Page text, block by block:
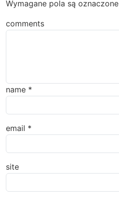
Wymagane pola są oznaczone
comments
name *
email *
site